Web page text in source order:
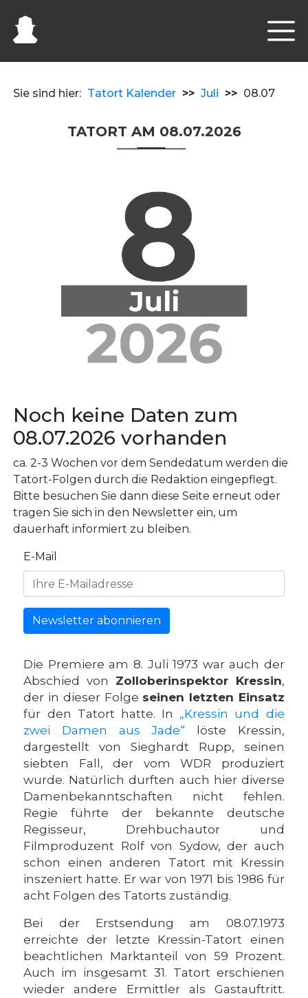
Sie sind hier: Tatort Kalender >> Juli >> 08.07
TATORT AM 08.07.2026
Noch keine Daten zum
08.07.2026 vorhanden
ca. 2-3 Wochen vor dem Sendedatum werden die
Tatort-Folgen durch die Redaktion eingepflegt.
Bitte besuchen Sie dann diese Seite erneut oder
tragen Sie sich in den Newsletter ein, um
dauerhaft informiert zu bleiben.
E-Mail
Newsletter abonnieren
Die Premiere am 8. Juli 1973 war auch der
Abschied von Zolloberinspektor Kressin,
der in dieser Folge seinen letzten Einsatz
für den Tatort hatte. In „Kressin und die
zwei Damen aus Jade“ löste Kressin,
dargestellt von Sieghardt Rupp, seinen
siebten Fall, der vom WDR produziert
wurde. Natürlich durften auch hier diverse
Damenbekanntschaften nicht fehlen.
Regie führte der bekannte deutsche
Regisseur, Drehbuchautor und
Filmproduzent Rolf von Sydow, der auch
schon einen anderen Tatort mit Kressin
inszeniert hatte. Er war von 1971 bis 1986 für
acht Folgen des Tatorts zuständig.
Bei der Erstsendung am 08.07.1973
erreichte der letzte Kressin-Tatort einen
beachtlichen Marktanteil von 59 Prozent.
Auch im insgesamt 31. Tatort erschienen
wieder andere Ermittler als Gastauftritt.